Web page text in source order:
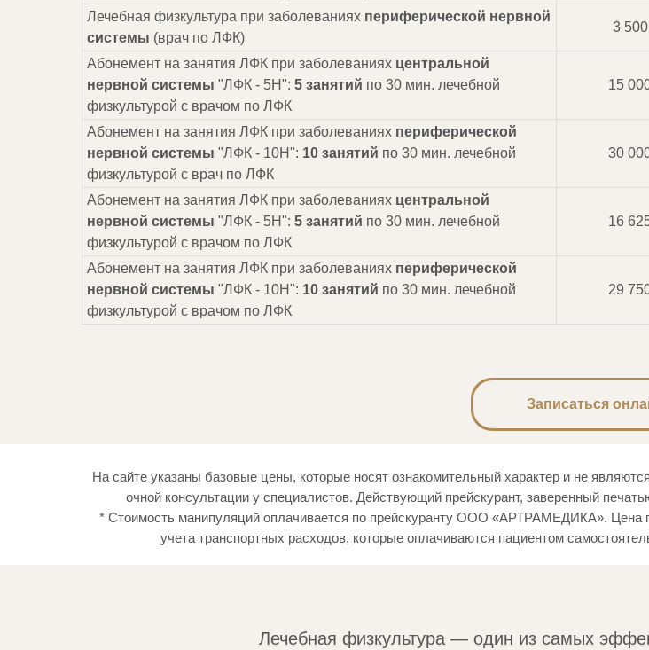
Лечебная физкультура при заболеваниях периферической нервной
системы (врач по ЛФК)
3 500
Абонемент на занятия ЛФК при заболеваниях центральной
нервной системы "ЛФК - 5Н": 5 занятий по 30 мин. лечебной
физкультурой с врачом по ЛФК
15
Абонемент на занятия ЛФК при заболеваниях периферической
нервной системы "ЛФК - 10Н": 10 занятий по 30 мин. лечебной
физкультурой с врач по ЛФК
30
Абонемент на занятия ЛФК при заболеваниях центральной
нервной системы "ЛФК - 5Н": 5 занятий по 30 мин. лечебной
физкультурой с врачом по ЛФК
16
Абонемент на занятия ЛФК при заболеваниях периферической
нервной системы "ЛФК - 10Н": 10 занятий по 30 мин. лечебной
физкультурой с врачом по ЛФК
29
Записаться
На сайте указаны базовые цены, которые носят ознакомительный характер и не
очной консультации у специалистов. Действующий прейскурант, заверенный
* Стоимость манипуляций оплачивается по прейскуранту ООО «АРТРАМЕДИКА». Цена
учета транспортных расходов, которые оплачиваются пациентом
Лечебная физкультура — один из самых